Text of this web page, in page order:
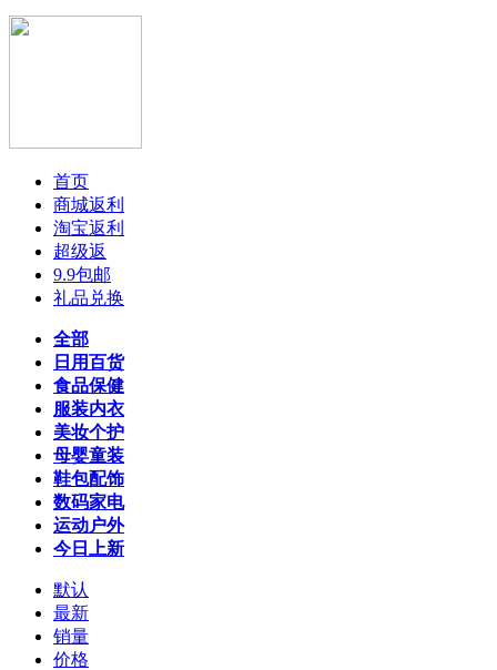
首页
商城返利
淘宝返利
超级返
9.9包邮
礼品兑换
全部
日用百货
食品保健
服装内衣
美妆个护
母婴童装
鞋包配饰
数码家电
运动户外
今日上新
默认
最新
销量
价格